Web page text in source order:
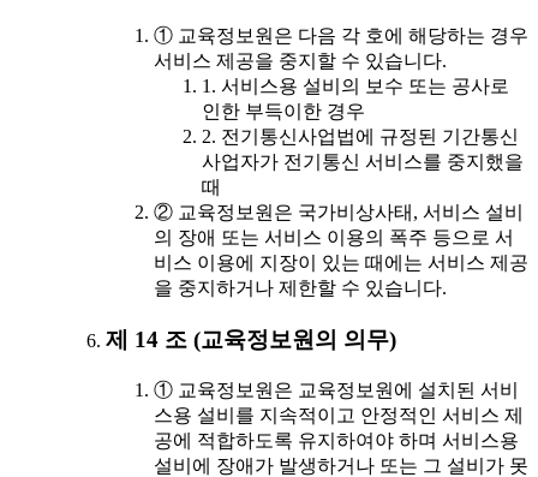
① 교육정보원은 다음 각 호에 해당하는 경우
서비스 제공을 중지할 수 있습니다.
1. 서비스용 설비의 보수 또는 공사로
인한 부득이한 경우
2. 전기통신사업법에 규정된 기간통신
사업자가 전기통신 서비스를 중지했을
때
② 교육정보원은 국가비상사태, 서비스 설비
의 장애 또는 서비스 이용의 폭주 등으로 서
비스 이용에 지장이 있는 때에는 서비스 제공
을 중지하거나 제한할 수 있습니다.
제 14 조 (교육정보원의 의무)
① 교육정보원은 교육정보원에 설치된 서비
스용 설비를 지속적이고 안정적인 서비스 제
공에 적합하도록 유지하여야 하며 서비스용
설비에 장애가 발생하거나 또는 그 설비가 못